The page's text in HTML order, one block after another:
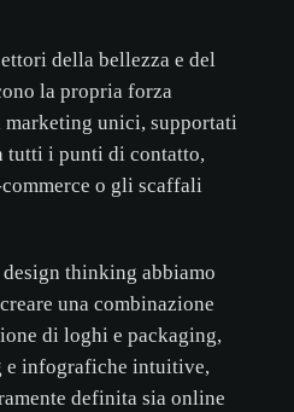
della bellezza e del
la propria forza
unici, supportati
tutti i punti di contatto,
o gli scaffali
thinking abbiamo
una combinazione
di loghi e packaging,
e infografiche intuitive,
definita sia online